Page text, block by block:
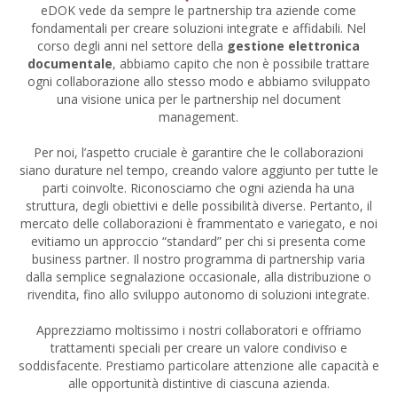
eDOK vede da sempre le partnership tra aziende come
fondamentali per creare soluzioni integrate e affidabili. Nel
corso degli anni nel settore della gestione elettronica
documentale, abbiamo capito che non è possibile trattare
ogni collaborazione allo stesso modo e abbiamo sviluppato
una visione unica per le partnership nel document
management.
Per noi, l’aspetto cruciale è garantire che le collaborazioni
siano durature nel tempo, creando valore aggiunto per tutte le
parti coinvolte. Riconosciamo che ogni azienda ha una
struttura, degli obiettivi e delle possibilità diverse. Pertanto, il
mercato delle collaborazioni è frammentato e variegato, e noi
evitiamo un approccio “standard” per chi si presenta come
business partner. Il nostro programma di partnership varia
dalla semplice segnalazione occasionale, alla distribuzione o
rivendita, fino allo sviluppo autonomo di soluzioni integrate.
Apprezziamo moltissimo i nostri collaboratori e offriamo
trattamenti speciali per creare un valore condiviso e
soddisfacente. Prestiamo particolare attenzione alle capacità e
alle opportunità distintive di ciascuna azienda.